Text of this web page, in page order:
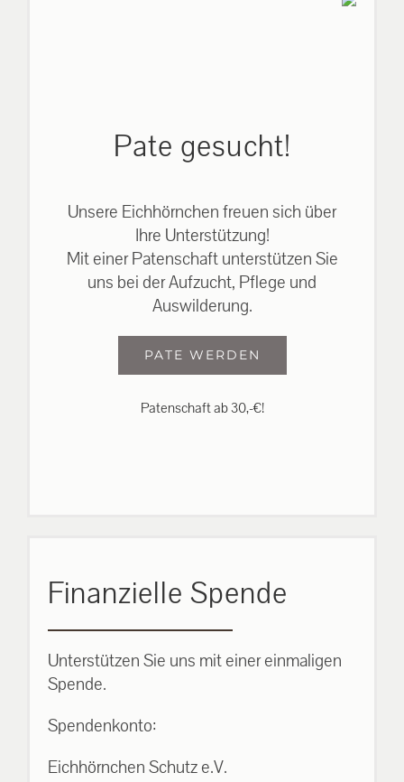
Pate gesucht!
Unsere Eichhörnchen freuen sich über
Ihre Unterstützung!
Mit einer Patenschaft unterstützen Sie
uns bei der Aufzucht, Pflege und
Auswilderung.
PATE WERDEN
Patenschaft ab 30,-€!
Finanzielle Spende
Unterstützen Sie uns mit einer einmaligen
Spende.
Spendenkonto:
Eichhörnchen Schutz e.V.